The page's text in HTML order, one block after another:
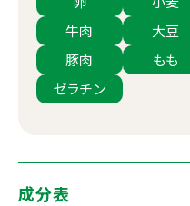
牛肉
大豆
豚肉
もも
ゼラチン
成分表